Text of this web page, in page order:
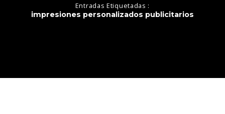
Entradas Etiquetadas :
impresiones personalizados publicitarios